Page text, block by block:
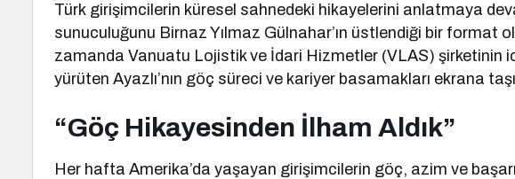
Türk girişimcilerin küresel sahnedeki hikayelerini anlatmaya
sunuculuğunu Birnaz Yılmaz Gülnahar’ın üstlendiği bir format
zamanda Vanuatu Lojistik ve İdari Hizmetler (VLAS) şirketinin
yürüten Ayazlı’nın göç süreci ve kariyer basamakları ekrana
“Göç Hikayesinden İlham Aldık”
Her hafta Amerika’da yaşayan girişimcilerin göç, azim ve